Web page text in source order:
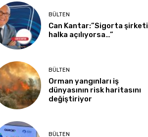
BÜLTEN
Can Kantar:”Sigorta şirketi
halka açılıyorsa…”
BÜLTEN
Orman yangınları iş
dünyasının risk haritasını
değiştiriyor
BÜLTEN